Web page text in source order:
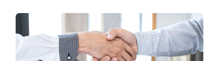
SIMPLIFIEZ
ET
OPTIMISEZ